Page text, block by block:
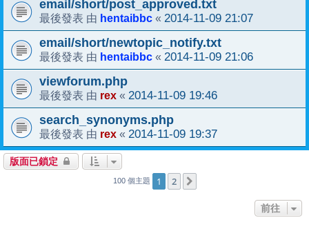
email/short/post_approved.txt
最後發表 由 hentaibbc « 2014-11-09 21:07
email/short/newtopic_notify.txt
最後發表 由 hentaibbc « 2014-11-09 21:06
viewforum.php
最後發表 由 rex « 2014-11-09 19:46
search_synonyms.php
最後發表 由 rex « 2014-11-09 19:37
版面已鎖定
100 個主題 1 2
前往